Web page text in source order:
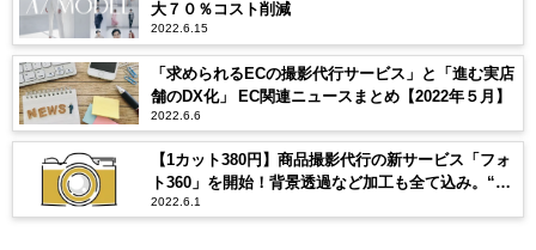
大７０％コスト削減
2022.6.15
「求められるECの撮影代行サービス」と「進む実店
舗のDX化」 EC関連ニュースまとめ【2022年５月】
2022.6.6
【1カット380円】商品撮影代行の新サービス「フォ
ト360」を開始！背景透過など加工も全て込み。“触
って魅せる” 360度画像の撮影も
2022.6.1